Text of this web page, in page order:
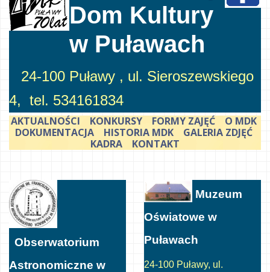
Dom Kultury
w Puławach
24-100 Puławy , ul. Sieroszewskiego
4, tel. 534161834
AKTUALNOŚCI KONKURSY FORMY ZAJĘĆ
O MDK
DOKUMENTACJA
HISTORIA MDK
GALERIA ZDJĘĆ
KADRA
KONTAKT
Obserwatorium
Astronomiczne w
Muzeum
Oświatowe w
Puławach
24-100 Puławy, ul.